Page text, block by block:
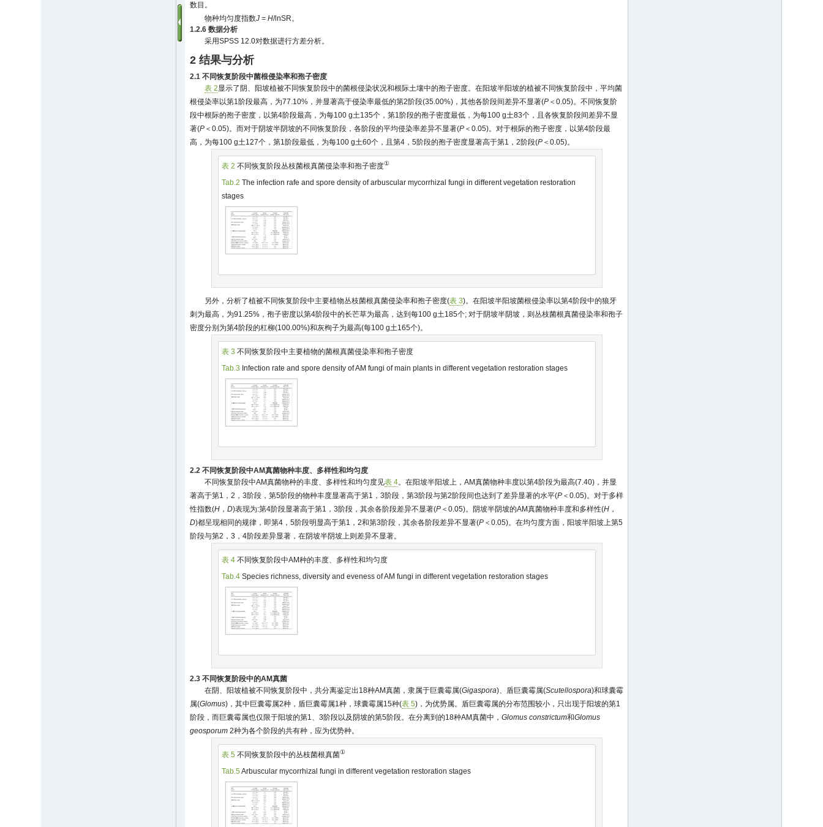
数目。
物种均匀度指数J =H/lnSR。
1.2.6 数据分析
采用SPSS 12.0对数据进行方差分析。
2 结果与分析
2.1 不同恢复阶段中菌根侵染率和孢子密度
表 2显示了阴、阳坡植被不同恢复阶段中的菌根侵染状况和根际土壤中的孢子密度。在阳坡半阳坡的植被不同恢复阶段中，平均菌
根侵染率以第1阶段最高，为77.10%，并显著高于侵染率最低的第2阶段(35.00%)，其他各阶段间差异不显著(P ＜0.05)。不同恢复阶
段中根际的孢子密度，以第4阶段最高，为每100 g土135个，第1阶段的孢子密度最低，为每100 g土83个，且各恢复阶段间差异不显
著(P ＜0.05)。而对于阴坡半阴坡的不同恢复阶段，各阶段的平均侵染率差异不显著(P ＜0.05)。对于根际的孢子密度，以第4阶段最
高，为每100 g土127个，第1阶段最低，为每100 g土60个，且第4，5阶段的孢子密度显著高于第1，2阶段(P ＜0.05)。
表 2 不同恢复阶段丛枝菌根真菌侵染率和孢子密度①
Tab.2 The infection rafe and spore density of arbuscular mycorrhizal fungi in different vegetation restoration
stages
另外，分析了植被不同恢复阶段中主要植物丛枝菌根真菌侵染率和孢子密度(表 3)。在阳坡半阳坡菌根侵染率以第4阶段中的狼牙
刺为最高，为91.25%，孢子密度以第4阶段中的长芒草为最高，达到每100 g土185个; 对于阴坡半阴坡，则丛枝菌根真菌侵染率和孢子
密度分别为第4阶段的杠柳(100.00%)和灰栒子为最高(每100 g土165个)。
表 3 不同恢复阶段中主要植物的菌根真菌侵染率和孢子密度
Tab.3 Infection rate and spore density of AM fungi of main plants in different vegetation restoration stages
2.2 不同恢复阶段中AM真菌物种丰度、多样性和均匀度
不同恢复阶段中AM真菌物种的丰度、多样性和均匀度见表 4。在阳坡半阳坡上，AM真菌物种丰度以第4阶段为最高(7.40)，并显
著高于第1，2，3阶段，第5阶段的物种丰度显著高于第1，3阶段，第3阶段与第2阶段间也达到了差异显著的水平(P ＜0.05)。对于多样
性指数(H ，D)表现为:第4阶段显著高于第1，3阶段，其余各阶段差异不显著(P ＜0.05)。阴坡半阴坡的AM真菌物种丰度和多样性(H ，
D)都呈现相同的规律，即第4，5阶段明显高于第1，2和第3阶段，其余各阶段差异不显著(P ＜0.05)。在均匀度方面，阳坡半阳坡上第5
阶段与第2，3，4阶段差异显著，在阴坡半阴坡上则差异不显著。
表 4不同恢复阶段中AM种的丰度、多样性和均匀度
Tab.4Species richness, diversity and eveness of AM fungi in different vegetation restoration stages
2.3 不同恢复阶段中的AM真菌
在阴、阳坡植被不同恢复阶段中，共分离鉴定出18种AM真菌，隶属于巨囊霉属(Gigaspora)、盾巨囊霉属(Scutellospora)和球囊霉
属(Glomus)，其中巨囊霉属2种，盾巨囊霉属1种，球囊霉属15种(表 5)，为优势属。盾巨囊霉属的分布范围较小，只出现于阳坡的第1
阶段，而巨囊霉属也仅限于阳坡的第1、3阶段以及阴坡的第5阶段。在分离到的18种AM真菌中，Glomus constrictum和Glomus
geosporum 2种为各个阶段的共有种，应为优势种。
表 5 不同恢复阶段中的丛枝菌根真菌①
Tab.5 Arbuscular mycorrhizal fungi in different vegetation restoration stages